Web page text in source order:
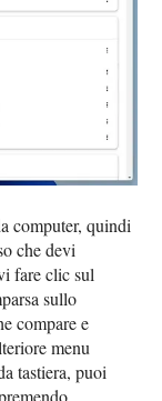
computer, quindi
che devi
fare clic sul
sullo
compare e
menu
tastiera, puoi